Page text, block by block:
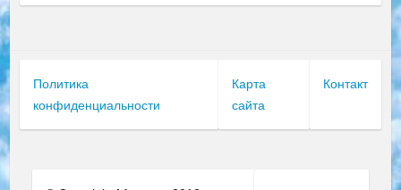
Политика
конфиденциальности
Карта
сайта
Контакт